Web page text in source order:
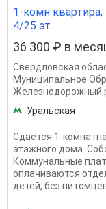
1-комн
4/25 эт.
36 300 ₽ в
Свердловская
Муниципальное
Железнодорожный
Уральская
Сдаётся 1-
этажного дома.
Коммунальные
оплачиваются
детей, без